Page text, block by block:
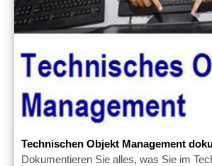
Technischen Objekt Management
Dokumentieren Sie alles, was Sie im